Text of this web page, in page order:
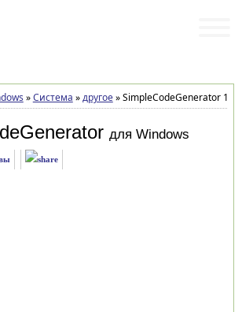
»Система »другое»SimpleCodeGenerator 1.17
для Windows